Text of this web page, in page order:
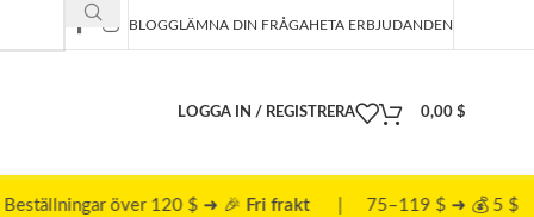
BLOGGLÄMNA DIN FRÅGAHETA ERBJUDANDEN
LOGGA IN / REGISTRERA 0,00 $
120 $ ➜ 🎉Fri frakt| 75–119 $ ➜ 💰 5 $ | 50–74 $ ➜